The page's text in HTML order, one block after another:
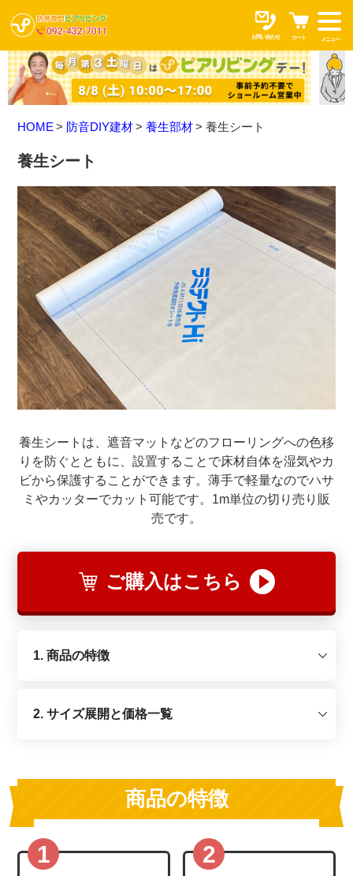
お問い合わせ カート メニュー
HOME 防音DIY建材 養生部材 養生シート
養生シート
養生シートは、遮音マットなどのフローリングへの色移
りを防ぐとともに、設置することで床材自体を湿気やカ
ビから保護することができます。薄手で軽量なのでハサ
ミやカッターでカット可能です。1m単位の切り売り販
売です。
ご購入はこちら
1. 商品の特徴
2. サイズ展開と価格一覧
商品の特徴